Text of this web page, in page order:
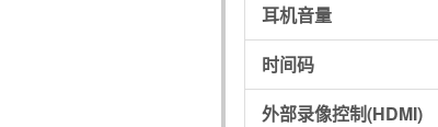
耳机音量
时间码
外部录像控制(HDMI)